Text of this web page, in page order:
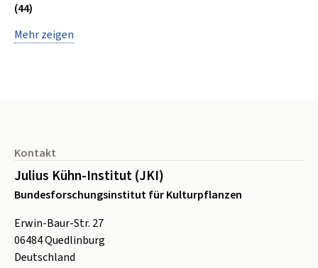
(44)
Mehr zeigen
Kontakt
Julius Kühn-Institut (JKI)
Bundesforschungsinstitut für Kulturpflanzen
Erwin-Baur-Str. 27
06484Quedlinburg
Deutschland